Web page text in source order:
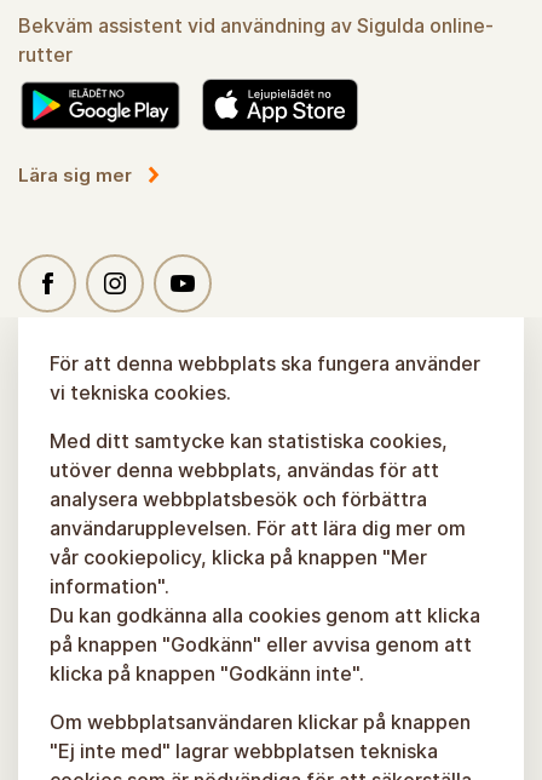
Bekväm assistent vid användning av Sigulda online-
rutter
Lära sig mer
För att denna webbplats ska fungera använder
vi tekniska cookies.
Med ditt samtycke kan statistiska cookies,
utöver denna webbplats, användas för att
analysera webbplatsbesök och förbättra
användarupplevelsen. För att lära dig mer om
vår cookiepolicy, klicka på knappen "Mer
information".
Du kan godkänna alla cookies genom att klicka
på knappen "Godkänn" eller avvisa genom att
klicka på knappen "Godkänn inte".
Om webbplatsanvändaren klickar på knappen
"Ej inte med" lagrar webbplatsen tekniska